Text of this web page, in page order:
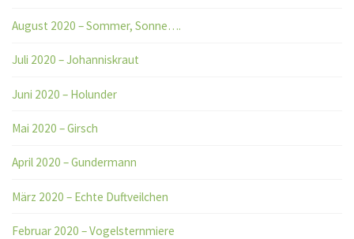
August 2020 – Sommer, Sonne….
Juli 2020 – Johanniskraut
Juni 2020 – Holunder
Mai 2020 – Girsch
April 2020 – Gundermann
März 2020 – Echte Duftveilchen
Februar 2020 – Vogelsternmiere